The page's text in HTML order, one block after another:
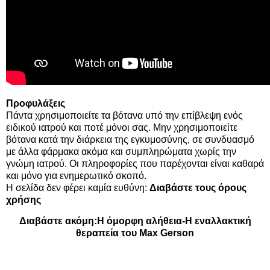
Προφυλάξεις
Πάντα χρησιμοποιείτε τα βότανα υπό την επίβλεψη ενός
ειδικού ιατρού και ποτέ μόνοι σας. Μην χρησιμοποιείτε
βότανα κατά την διάρκεια της εγκυμοσύνης, σε συνδυασμό
με άλλα φάρμακα ακόμα και συμπληρώματα χωρίς την
γνώμη ιατρού. Οι πληροφορίες που παρέχονται είναι καθαρά
και μόνο για ενημερωτικό σκοπό.
Η σελίδα δεν φέρει καμία ευθύνη: Διαβάστε τους όρους
χρήσης
Διαβάστε ακόμη: Η όμορφη αλήθεια-Η εναλλακτική
θεραπεία του Max Gerson